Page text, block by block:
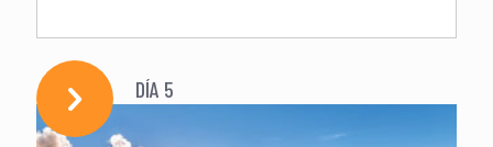
DÍA 5